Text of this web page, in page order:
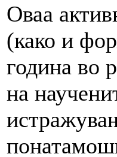
Оваа
(како и
година во
на